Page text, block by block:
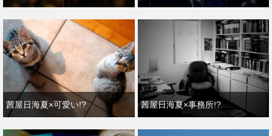
茜屋日海夏×可愛い!? 茜屋日海夏×事務所!?